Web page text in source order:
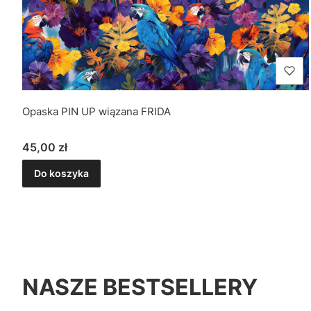
Opaska PIN UP wiązana FRIDA
Cena
45,00 zł
Do koszyka
NASZE BESTSELLERY